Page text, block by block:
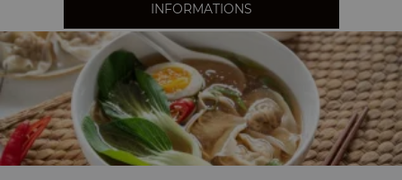
INFORMATIONS